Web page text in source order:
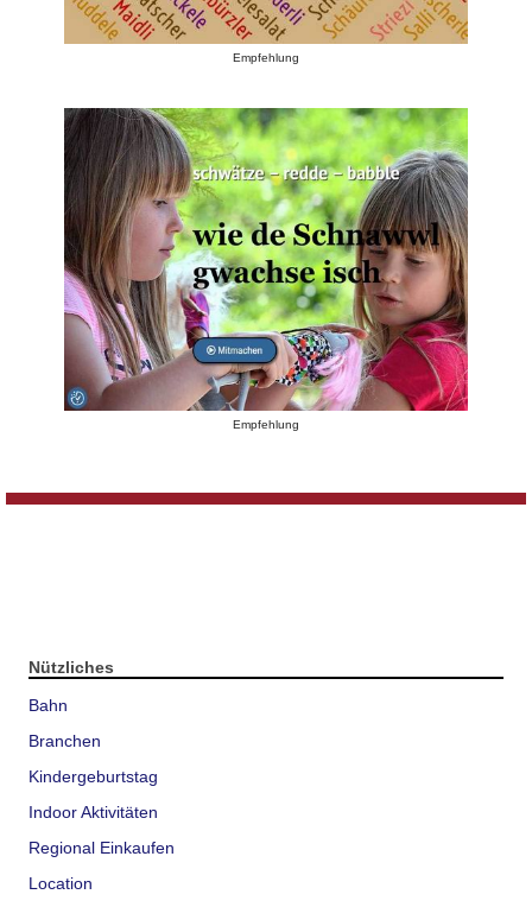
Empfehlung
Empfehlung
Nützliches
Bahn
Branchen
Kindergeburtstag
Indoor Aktivitäten
Regional Einkaufen
Location